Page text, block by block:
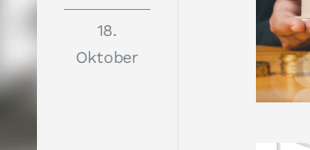
18.
Oktober